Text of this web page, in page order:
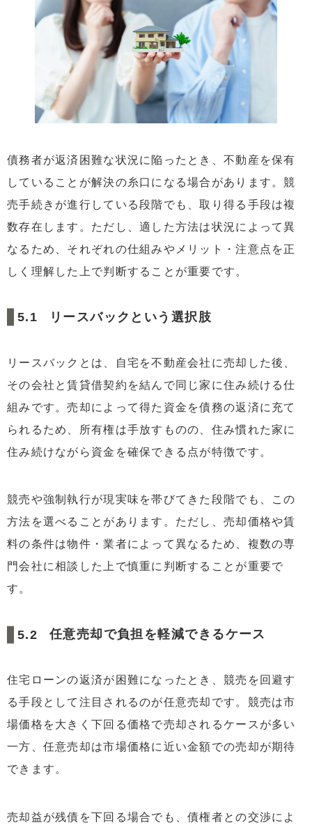
債務者が返済困難な状況に陥ったとき、不動産を保有
していることが解決の糸口になる場合があります。競
売手続きが進行している段階でも、取り得る手段は複
数存在します。ただし、適した方法は状況によって異
なるため、それぞれの仕組みやメリット・注意点を正
しく理解した上で判断することが重要です。
リースバックという選択肢
リースバックとは、自宅を不動産会社に売却した後、
その会社と賃貸借契約を結んで同じ家に住み続ける仕
組みです。売却によって得た資金を債務の返済に充て
られるため、所有権は手放すものの、住み慣れた家に
住み続けながら資金を確保できる点が特徴です。
競売や強制執行が現実味を帯びてきた段階でも、この
方法を選べることがあります。ただし、売却価格や賃
料の条件は物件・業者によって異なるため、複数の専
門会社に相談した上で慎重に判断することが重要で
す。
任意売却で負担を軽減できるケース
住宅ローンの返済が困難になったとき、競売を回避す
る手段として注目されるのが任意売却です。競売は市
場価格を大きく下回る価格で売却されるケースが多い
一方、任意売却は市場価格に近い金額での売却が期待
できます。
売却益が残債を下回る場合でも、債権者との交渉によ